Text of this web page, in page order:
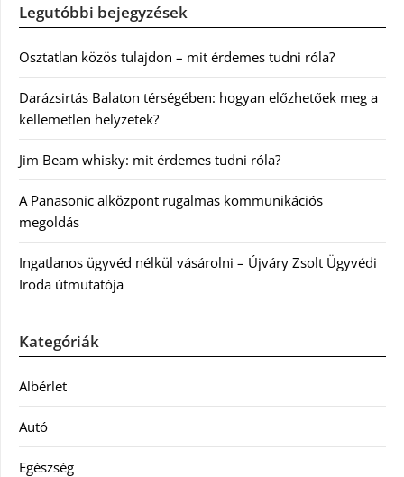
Legutóbbi bejegyzések
Osztatlan közös tulajdon – mit érdemes tudni róla?
Darázsirtás Balaton térségében: hogyan előzhetőek meg a
kellemetlen helyzetek?
Jim Beam whisky: mit érdemes tudni róla?
A Panasonic alközpont rugalmas kommunikációs
megoldás
Ingatlanos ügyvéd nélkül vásárolni – Újváry Zsolt Ügyvédi
Iroda útmutatója
Kategóriák
Albérlet
Autó
Egészség